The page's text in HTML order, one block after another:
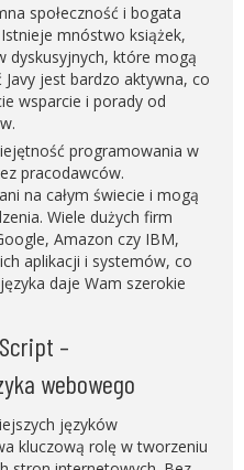
społeczność i bogata
mnóstwo książek,
dyskusyjnych, które mogą
jest bardzo aktywna, co
wsparcie i porady od
programowania w
pracodawców.
na całym świecie i mogą
Wiele dużych firm
Amazon czy IBM,
aplikacji i systemów, co
daje Wam szerokie
–
webowego
języków
kluczową rolę w tworzeniu